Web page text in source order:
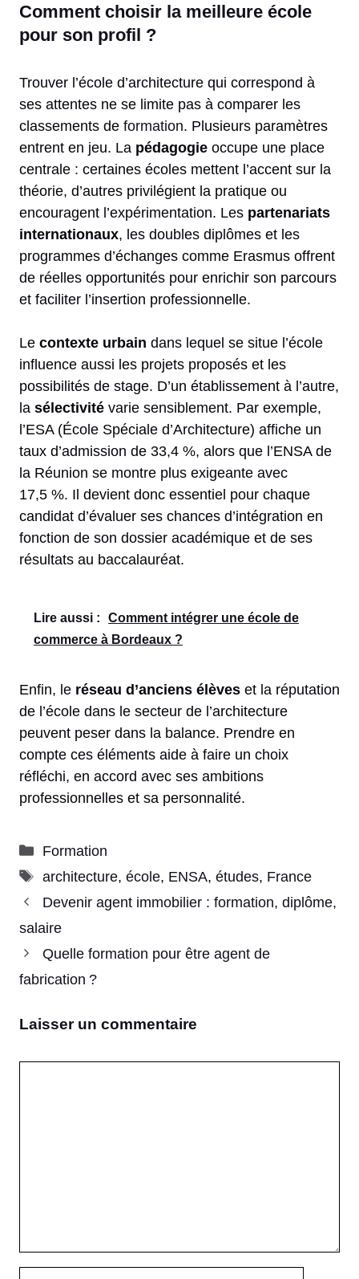
Comment choisir la meilleure école
pour son profil ?
Trouver l’école d’architecture qui correspond à
ses attentes ne se limite pas à comparer les
classements de formation. Plusieurs paramètres
entrent en jeu. La pédagogie occupe une place
centrale : certaines écoles mettent l’accent sur la
théorie, d’autres privilégient la pratique ou
encouragent l’expérimentation. Les partenariats
internationaux, les doubles diplômes et les
programmes d’échanges comme Erasmus offrent
de réelles opportunités pour enrichir son parcours
et faciliter l’insertion professionnelle.
Le contexte urbain dans lequel se situe l’école
influence aussi les projets proposés et les
possibilités de stage. D’un établissement à l’autre,
la sélectivité varie sensiblement. Par exemple,
l’ESA (École Spéciale d’Architecture) affiche un
taux d’admission de 33,4 %, alors que l’ENSA de
la Réunion se montre plus exigeante avec
17,5 %. Il devient donc essentiel pour chaque
candidat d’évaluer ses chances d’intégration en
fonction de son dossier académique et de ses
résultats au baccalauréat.
Lire aussi :
Comment intégrer une école de
commerce à Bordeaux ?
Enfin, le réseau d’anciens élèves et la réputation
de l’école dans le secteur de l’architecture
peuvent peser dans la balance. Prendre en
compte ces éléments aide à faire un choix
réfléchi, en accord avec ses ambitions
professionnelles et sa personnalité.
Catégories
Formation
Étiquettes
architecture, école, ENSA, études, France
Devenir agent immobilier : formation, diplôme,
salaire
Quelle formation pour être agent de
fabrication ?
Laisser un commentaire